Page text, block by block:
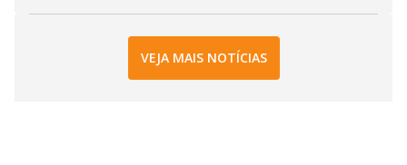
VEJA MAIS NOTÍCIAS